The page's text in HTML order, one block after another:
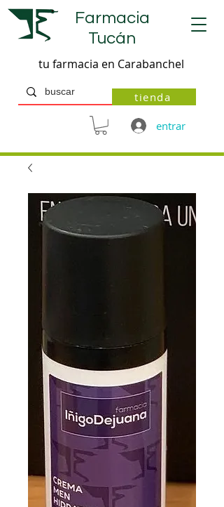
entrar
Farmacia
Tucán
tu farmacia en Carabanchel
tienda